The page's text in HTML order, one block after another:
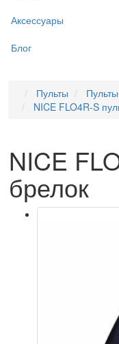
Аксессуары
Блог
Пульты
NICE FLO4R-S
NICE
брелок